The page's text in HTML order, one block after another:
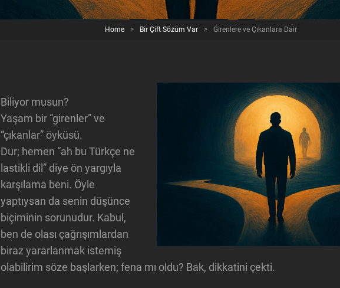
Home > Bir Çift Sözüm Var > Girenlere ve Çıkanlara Dair
Biliyor musun?
Yaşam bir “girenler” ve
“çıkanlar” öyküsü.
Dur; hemen “ah bu Türkçe ne
lastikli dil” diye ön yargıyla
karşılama beni. Öyle
yaptıysan da senin düşünce
biçiminin sorunudur. Kabul,
ben de olası çağrışımlardan
biraz yararlanmak istemiş
olabilirim söze başlarken; fena mı oldu? Bak, dikkatini çekti.